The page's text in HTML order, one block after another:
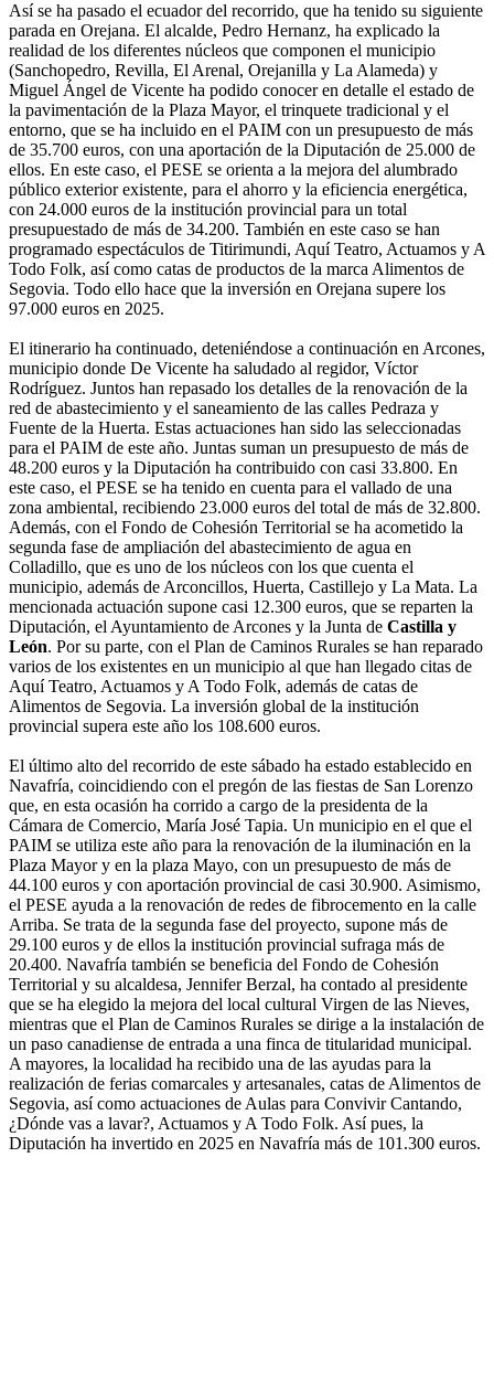
Así se ha pasado el ecuador del recorrido, que ha tenido su siguiente
parada en Orejana. El alcalde, Pedro Hernanz, ha explicado la
realidad de los diferentes núcleos que componen el municipio
(Sanchopedro, Revilla, El Arenal, Orejanilla y La Alameda) y
Miguel Ángel de Vicente ha podido conocer en detalle el estado de
la pavimentación de la Plaza Mayor, el trinquete tradicional y el
entorno, que se ha incluido en el PAIM con un presupuesto de más
de 35.700 euros, con una aportación de la Diputación de 25.000 de
ellos. En este caso, el PESE se orienta a la mejora del alumbrado
público exterior existente, para el ahorro y la eficiencia energética,
con 24.000 euros de la institución provincial para un total
presupuestado de más de 34.200. También en este caso se han
programado espectáculos de Titirimundi, Aquí Teatro, Actuamos y A
Todo Folk, así como catas de productos de la marca Alimentos de
Segovia. Todo ello hace que la inversión en Orejana supere los
97.000 euros en 2025.
El itinerario ha continuado, deteniéndose a continuación en Arcones,
municipio donde De Vicente ha saludado al regidor, Víctor
Rodríguez. Juntos han repasado los detalles de la renovación de la
red de abastecimiento y el saneamiento de las calles Pedraza y
Fuente de la Huerta. Estas actuaciones han sido las seleccionadas
para el PAIM de este año. Juntas suman un presupuesto de más de
48.200 euros y la Diputación ha contribuido con casi 33.800. En
este caso, el PESE se ha tenido en cuenta para el vallado de una
zona ambiental, recibiendo 23.000 euros del total de más de 32.800.
Además, con el Fondo de Cohesión Territorial se ha acometido la
segunda fase de ampliación del abastecimiento de agua en
Colladillo, que es uno de los núcleos con los que cuenta el
municipio, además de Arconcillos, Huerta, Castillejo y La Mata. La
mencionada actuación supone casi 12.300 euros, que se reparten la
Diputación, el Ayuntamiento de Arcones y la Junta de Castilla y
León. Por su parte, con el Plan de Caminos Rurales se han reparado
varios de los existentes en un municipio al que han llegado citas de
Aquí Teatro, Actuamos y A Todo Folk, además de catas de
Alimentos de Segovia. La inversión global de la institución
provincial supera este año los 108.600 euros.
El último alto del recorrido de este sábado ha estado establecido en
Navafría, coincidiendo con el pregón de las fiestas de San Lorenzo
que, en esta ocasión ha corrido a cargo de la presidenta de la
Cámara de Comercio, María José Tapia. Un municipio en el que el
PAIM se utiliza este año para la renovación de la iluminación en la
Plaza Mayor y en la plaza Mayo, con un presupuesto de más de
44.100 euros y con aportación provincial de casi 30.900. Asimismo,
el PESE ayuda a la renovación de redes de fibrocemento en la calle
Arriba. Se trata de la segunda fase del proyecto, supone más de
29.100 euros y de ellos la institución provincial sufraga más de
20.400. Navafría también se beneficia del Fondo de Cohesión
Territorial y su alcaldesa, Jennifer Berzal, ha contado al presidente
que se ha elegido la mejora del local cultural Virgen de las Nieves,
mientras que el Plan de Caminos Rurales se dirige a la instalación de
un paso canadiense de entrada a una finca de titularidad municipal.
A mayores, la localidad ha recibido una de las ayudas para la
realización de ferias comarcales y artesanales, catas de Alimentos de
Segovia, así como actuaciones de Aulas para Convivir Cantando,
¿Dónde vas a lavar?, Actuamos y A Todo Folk. Así pues, la
Diputación ha invertido en 2025 en Navafría más de 101.300 euros.